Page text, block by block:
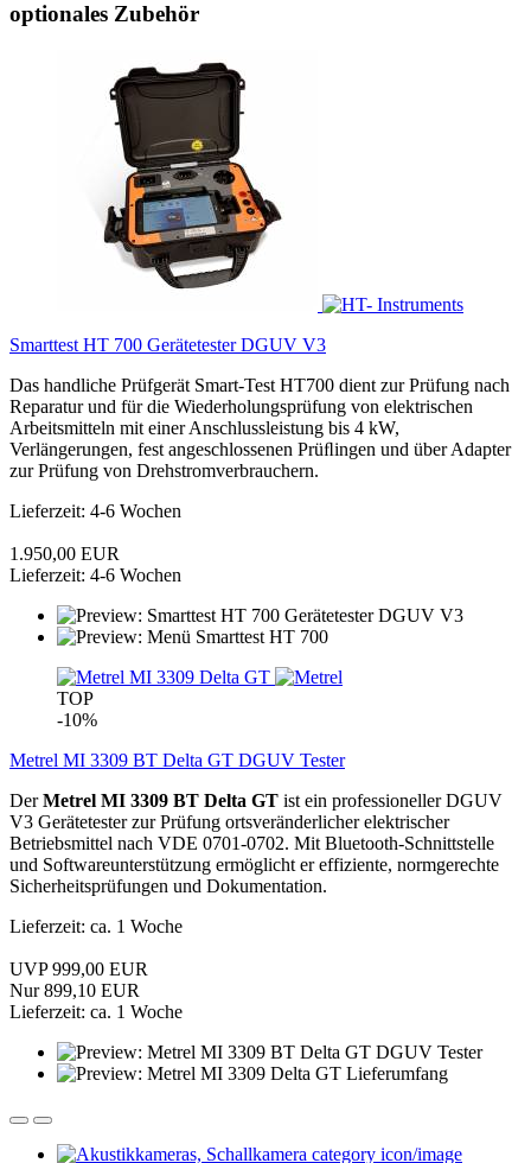
optionales Zubehör
Smarttest HT 700 Gerätetester DGUV V3
Das handliche Prüfgerät Smart-Test HT700 dient zur Prüfung nach
Reparatur und für die Wiederholungsprüfung von elektrischen
Arbeitsmitteln mit einer Anschlussleistung bis 4 kW,
Verlängerungen, fest angeschlossenen Prüﬂingen und über Adapter
zur Prüfung von Drehstromverbrauchern.
Lieferzeit: 4-6 Wochen
1.950,00 EUR
Lieferzeit: 4-6 Wochen
TOP
-10%
Metrel MI 3309 BT Delta GT DGUV Tester
DerMetrel MI 3309 BT Delta GT ist ein professioneller DGUV
V3 Gerätetester zur Prüfung ortsveränderlicher elektrischer
Betriebsmittel nach VDE 0701-0702. Mit Bluetooth-Schnittstelle
und Softwareunterstützung ermöglicht er effiziente, normgerechte
Sicherheitsprüfungen und Dokumentation.
Lieferzeit: ca. 1 Woche
UVP 999,00 EUR
Nur 899,10 EUR
Lieferzeit: ca. 1 Woche